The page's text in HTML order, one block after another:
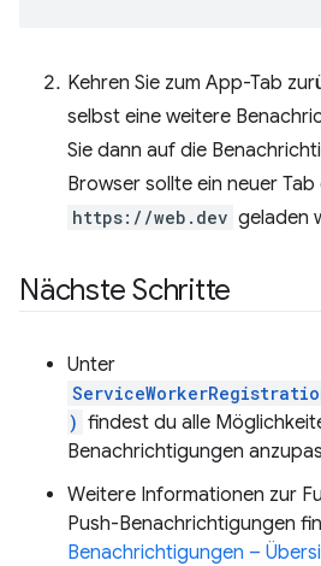
Kehren Sie zum App-Tab
selbst eine weitere
Sie dann auf die
Browser sollte ein neuer
https://web.dev geladen
Nächste Schritte
Unter
) findest du alle
Benachrichtigungen
Weitere Informationen zur
Push-Benachrichtigungen
Benachrichtigungen –